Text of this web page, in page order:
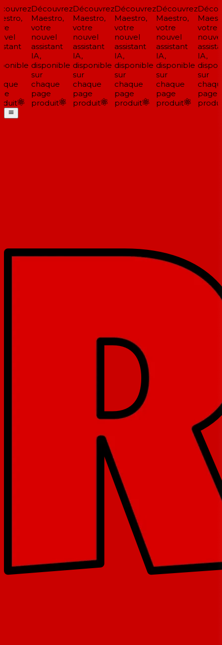
Découvrez
Maestro,
votre
nouvel
assistant
IA,
disponible
sur
chaque
page
produit
Découvrez
Maestro,
votre
nouvel
assistant
IA,
disponible
sur
chaque
page
produit
Découvrez
Maestro,
votre
nouvel
assistant
IA,
disponible
sur
chaque
page
produit
Découvrez
Maestro,
votre
nouvel
assistant
IA,
disponible
sur
chaque
page
produit
votre
nouvel
IA,
sur
page
produit